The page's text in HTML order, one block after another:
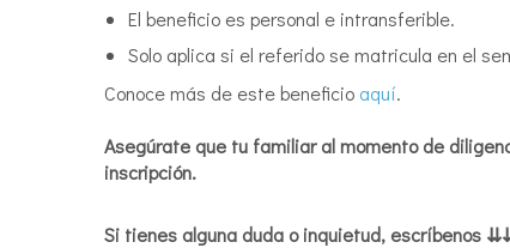
El beneficio es personal e intransferible.
Solo aplica si el referido se matricula en el
Conoce más de este beneficio aquí.
Asegúrate que tu familiar al momento de
inscripción.
Si tienes alguna duda o inquietud, escríbenos